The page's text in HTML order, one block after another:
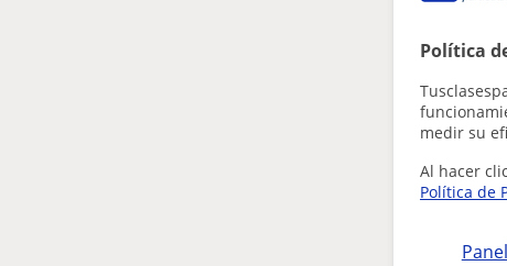
Política
medir su
Al hacer
Política de